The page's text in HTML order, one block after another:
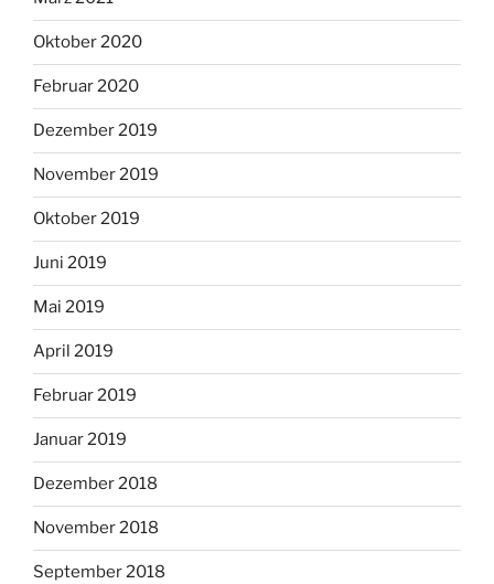
Oktober 2020
Februar 2020
Dezember 2019
November 2019
Oktober 2019
Juni 2019
Mai 2019
April 2019
Februar 2019
Januar 2019
Dezember 2018
November 2018
September 2018